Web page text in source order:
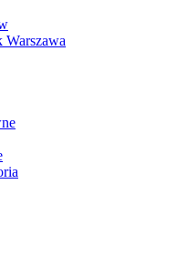
Warszawa